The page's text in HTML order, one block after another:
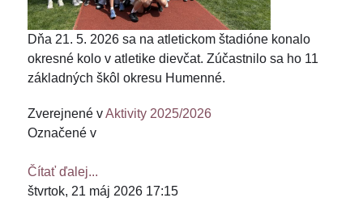
Dňa 21. 5. 2026 sa na atletickom štadióne konalo
okresné kolo v atletike dievčat. Zúčastnilo sa ho 11
základných škôl okresu Humenné.
Zverejnené vAktivity 2025/2026
Označené v
Čítať ďalej...
štvrtok, 21 máj 2026 17:15